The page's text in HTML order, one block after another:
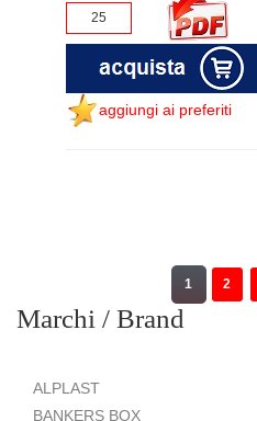
aggiungi ai preferiti
1 2
Marchi / Brand
ALPLAST
BANKERS BOX